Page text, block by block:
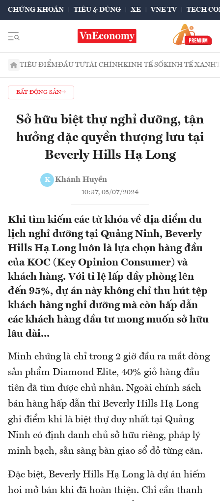
CHỨNG KHOÁN TIÊU & DÙNG XE VNE TV TECH
TIÊU ĐIỂMĐẦU TƯTÀI CHÍNHKINH TẾ SỐKINH TẾ XANH
BẤT ĐỘNG SẢN
Sở hữu biệt thự nghỉ dưỡng, tận
hưởng đặc quyền thượng lưu tại
Beverly Hills Hạ Long
K Khánh Huyền
10:37, 05/07/2024
Khi tìm kiếm các từ khóa về địa điểm du
lịch nghỉ dưỡng tại Quảng Ninh, Beverly
Hills Hạ Long luôn là lựa chọn hàng đầu
của KOC (Key Opinion Consumer) và
khách hàng. Với tỉ lệ lấp đầy phòng lên
đến 95%, dự án này không chỉ thu hút tệp
khách hàng nghỉ dưỡng mà còn hấp dẫn
các khách hàng đầu tư mong muốn sở hữu
lâu dài...
Minh chứng là chỉ trong 2 giờ đầu ra mắt dòng
sản phẩm Diamond Elite, 40% giỏ hàng đầu
tiên đã tìm được chủ nhân. Ngoài chính sách
bán hàng hấp dẫn thì Beverly Hills Hạ Long
ghi điểm khi là biệt thự duy nhất tại Quảng
Ninh có định danh chủ sở hữu riêng, pháp lý
minh bạch, sẵn sàng bàn giao sổ đỏ từng căn.
Đặc biệt, Beverly Hills Hạ Long là dự án hiếm
hoi mở bán khi đã hoàn thiện. Chỉ cần thanh